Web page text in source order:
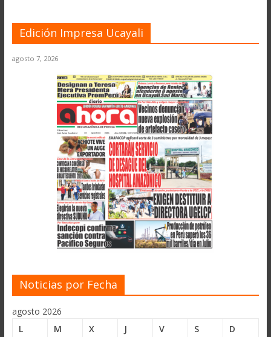
Edición Impresa Ucayali
agosto 7, 2026
Noticias por Fecha
agosto 2026
L
M X J V S
D